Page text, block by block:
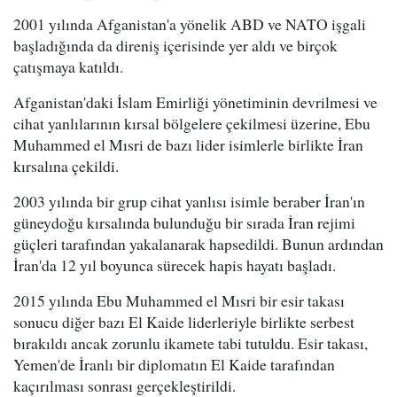
2001 yılında Afganistan'a yönelik ABD ve NATO işgali
başladığında da direniş içerisinde yer aldı ve birçok
çatışmaya katıldı.
Afganistan'daki İslam Emirliği yönetiminin devrilmesi ve
cihat yanlılarının kırsal bölgelere çekilmesi üzerine, Ebu
Muhammed el Mısri de bazı lider isimlerle birlikte İran
kırsalına çekildi.
2003 yılında bir grup cihat yanlısı isimle beraber İran'ın
güneydoğu kırsalında bulunduğu bir sırada İran rejimi
güçleri tarafından yakalanarak hapsedildi. Bunun ardından
İran'da 12 yıl boyunca sürecek hapis hayatı başladı.
2015 yılında Ebu Muhammed el Mısri bir esir takası
sonucu diğer bazı El Kaide liderleriyle birlikte serbest
bırakıldı ancak zorunlu ikamete tabi tutuldu. Esir takası,
Yemen'de İranlı bir diplomatın El Kaide tarafından
kaçırılması sonrası gerçekleştirildi.